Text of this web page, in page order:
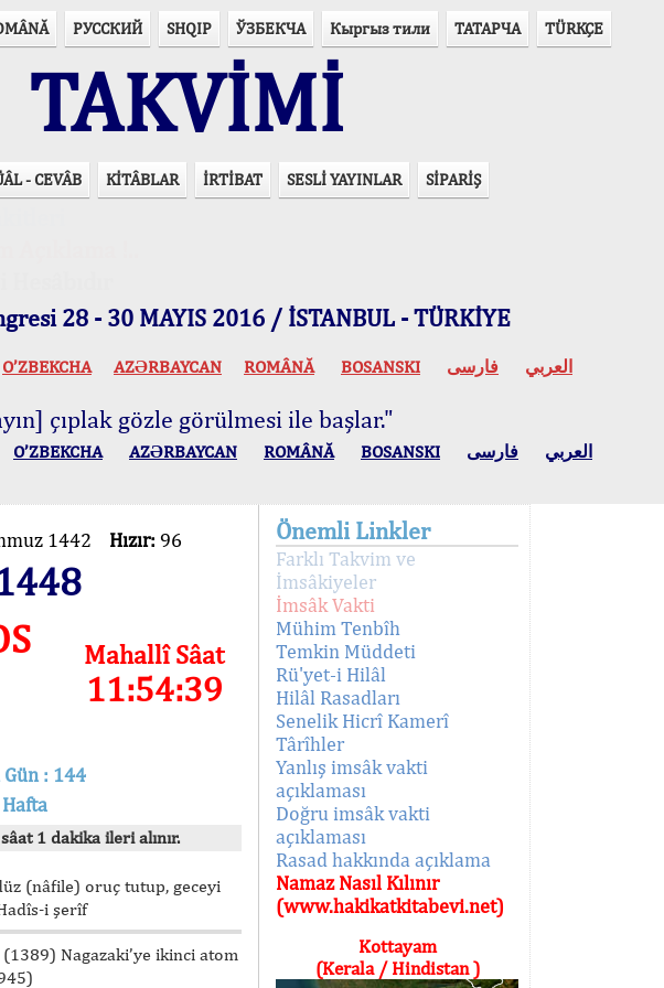
РУССКИЙ SHQIP ЎЗБЕКЧА Кыргыз тили ТАТАРЧА TÜRKÇE
- CEVÂB KİTÂBLAR İRTİBAT SESLİ YAYINLAR SİPARİŞ
28 - 30 MAYIS 2016 / İSTANBUL - TÜRKİYE
O’ZBEKCHA AZӘRBAYCAN ROMÂNĂ BOSANSKI العربي فارسی
çıplak gözle görülmesi ile başlar."
O’ZBEKCHA AZӘRBAYCAN ROMÂNĂ BOSANSKI العربي فارسی
1442 Hızır: 96
Mahallî Sâat
11:54:39
Gün : 144
1 dakika ileri alınır.
(nâfile) oruç tutup, geceyi
i şerîf
(1389) Nagazaki’ye ikinci atom
Önemli Linkler
Farklı Takvim ve
İmsâkiyeler
İmsâk Vakti
Mühim Tenbîh
Temkin Müddeti
Rü'yet-i Hilâl
Hilâl Rasadları
Senelik Hicrî Kamerî
Târîhler
Yanlış imsâk vakti
açıklaması
Doğru imsâk vakti
açıklaması
Rasad hakkında açıklama
Namaz Nasıl Kılınır
(www.hakikatkitabevi.net)
Kottayam
(Kerala / Hindistan )